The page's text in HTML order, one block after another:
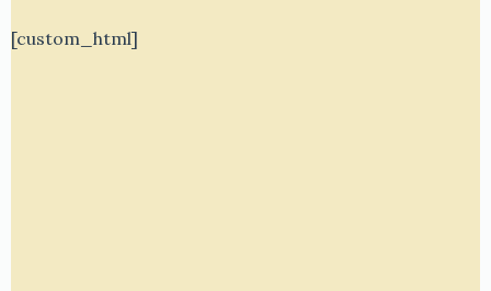
[custom_html]